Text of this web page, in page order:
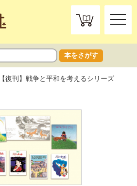
toggle
本をさがす
【復刊】戦争と平和を考えるシリーズ